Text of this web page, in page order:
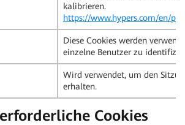
kalibrieren.
https://www.hypers.com/en/
Diese Cookies werden
einzelne Benutzer zu
Wird verwendet, um den
erhalten.
Cookies